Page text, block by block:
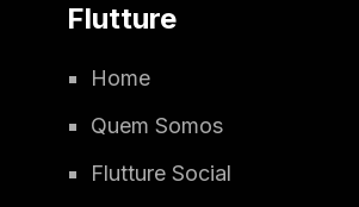
Flutture
Home
Quem Somos
Flutture Social